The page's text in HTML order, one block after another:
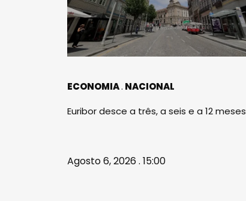
ECONOMIA NACIONAL
Euribor desce a três, a seis e a 12 meses
Agosto 6, 2026 . 15:00